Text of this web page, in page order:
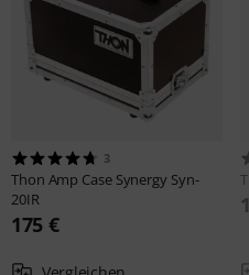
3
Thon Amp Case Synergy Syn-
20IR
175 €